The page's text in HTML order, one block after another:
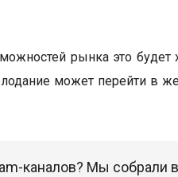
рынка это
может перейти в
каналов? Мы